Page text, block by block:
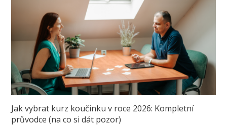
Jak vybrat kurz koučinku v roce 2026: Kompletní
průvodce (na co si dát pozor)